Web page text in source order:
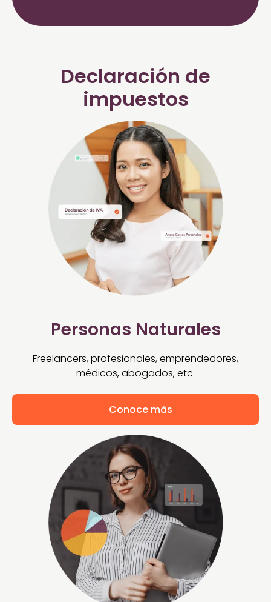
Declaración de
impuestos
Personas Naturales
Freelancers, profesionales, emprendedores,
médicos, abogados, etc.
Conoce más